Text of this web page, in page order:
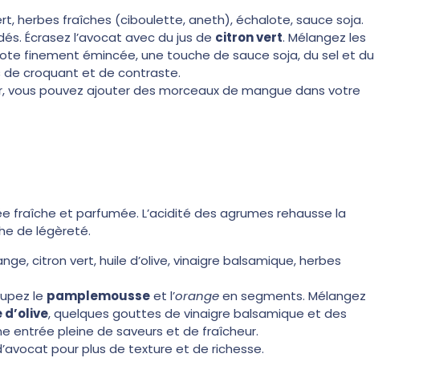
herbes fraîches (ciboulette, aneth), échalote, sauce soja.
Écrasez l’avocat avec du jus de citron vert. Mélangez les
finement émincée, une touche de sauce soja, du sel et du
de croquant et de contraste.
vous pouvez ajouter des morceaux de mangue dans votre
fraîche et parfumée. L’acidité des agrumes rehausse la
de légèreté.
citron vert, huile d’olive, vinaigre balsamique, herbes
le pamplemousseet l’orangeen segments. Mélangez
d’olive, quelques gouttes de vinaigre balsamique et des
entrée pleine de saveurs et de fraîcheur.
pour plus de texture et de richesse.